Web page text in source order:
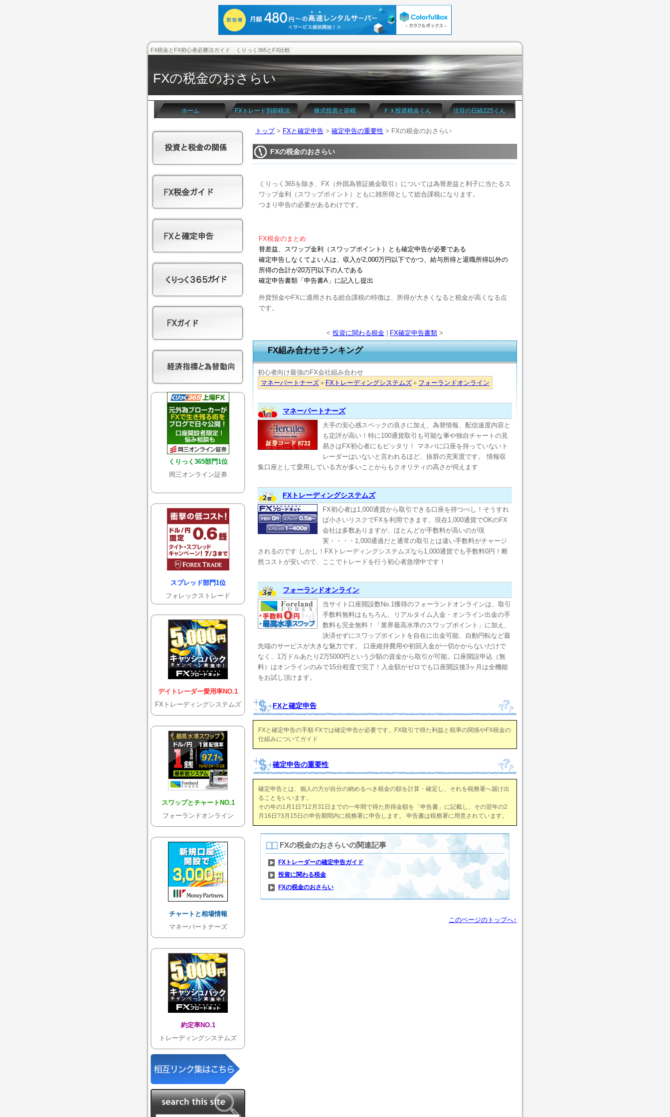
FX税金とFX初心者必勝法ガイド くりっく365とFX比較
FXの税金のおさらい
ホーム FXトレード別節税法 株式投資と節税 ＦＸ投資税金くん 注目の日経225くん
トップ> FXと確定申告 > 確定申告の重要性 > FXの税金のおさらい
FXの税金のおさらい
くりっく365を除き、FX（外国為替証拠金取引）については為替差益と利子に当たるス
ワップ金利（スワップポイント）ともに雑所得として総合課税になります。
つまり申告の必要があるわけです。
FX税金のまとめ
替差益、スワップ金利（スワップポイント）とも確定申告が必要である
確定申告しなくてよい人は、収入が2,000万円以下でかつ、給与所得と退職所得以外の
所得の合計が20万円以下の人である
確定申告書類「申告書A」に記入し提出
外貨預金やFXに適用される総合課税の特徴は、所得が大きくなると税金が高くなる点
です。
< 投資に関わる税金 FX確定申告書類 >
FX組み合わせランキング
初心者向け最強のFX会社組み合わせ
マネーパートナーズ ＋ FXトレーディングシステムズ ＋ フォーランドオンライン
マネーパートナーズ
大手の安心感スペックの良さに加え、為替情報、配信速度内容と
も定評が高い！特に100通貨取引も可能な事や独自チャートの見
易さはFX初心者にもピッタリ！ マネパに口座を持っていないト
レーダーはいないと言われるほど、抜群の充実度です。 情報収
集口座として愛用している方が多いことからもクオリティの高さが伺えます
FXトレーディングシステムズ
FX初心者は1,000通貨から取引できる口座を持つべし！そうすれ
ば小さいリスクでFXを利用できます。現在1,000通貨でOKのFX
会社は多数ありますが、ほとんどが手数料が高いのが現
実・・・・1,000通過だと通常の取引とは違い手数料がチャージ
されるのです しかし！FXトレーディングシステムズなら1,000通貨でも手数料0円！断
然コストが安いので、ここでトレードを行う初心者急増中です！
フォーランドオンライン
当サイト口座開設数No.1獲得のフォーランドオンラインは、取引
手数料無料はもちろん、リアルタイム入金・オンライン出金の手
数料も完全無料！「業界最高水準のスワップポイント」に加え、
決済せずにスワップポイントを自在に出金可能、自動円転など最
先端のサービスが大きな魅力です。 口座維持費用や初回入金が一切かからないだけで
なく、1万ドルあたり2万5000円という少額の資金から取引が可能。口座開設申込（無
料）はオンラインのみで15分程度で完了！入金額がゼロでも口座開設後3ヶ月は全機能
をお試し頂けます。
FXと確定申告
FXと確定申告の手順 FXでは確定申告が必要です。FX取引で得た利益と税率の関係やFX税金の
仕組みについてガイド
確定申告の重要性
確定申告とは、個人の方が自分の納めるべき税金の額を計算・確定し、それを税務署へ届け出
ることをいいます。
その年の1月1日?12月31日までの一年間で得た所得金額を「申告書」に記載し、その翌年の2
月16日?3月15日の申告期間内に税務署に申告します。 申告書は税務署に用意されています。
FXの税金のおさらいの関連記事
FXトレーダーの確定申告ガイド
投資に関わる税金
FXの税金のおさらい
このページのトップへ↑
くりっく365部門1位
岡三オンライン証券
スプレッド部門1位
フォレックストレード
デイトレーダー愛用率NO.1
FXトレーディングシステムズ
スワップとチャートNO.1
フォーランドオンライン
チャートと相場情報
マネーパートナーズ
約定率NO.1
トレーディングシステムズ